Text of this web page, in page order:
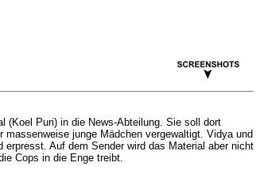
(Koel Puri) in die News-Abteilung. Sie soll dort
junge Mädchen vergewaltigt. Vidya und
Auf dem Sender wird das Material aber nicht
Cops in die Enge treibt.